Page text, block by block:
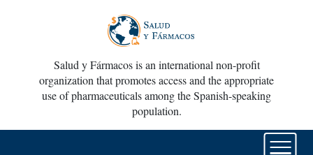
Salud y Fármacos is an international non-profit
organization that promotes access and the appropriate
use of pharmaceuticals among the Spanish-speaking
population.